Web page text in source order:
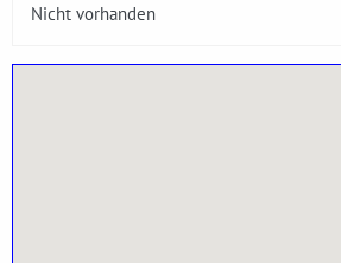
Nicht vorhanden